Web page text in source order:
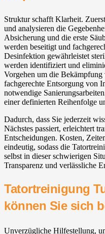
Struktur schafft Klarheit.
und analysieren die
Absicherung und die erste
werden beseitigt und
Desinfektion gewährleistet
werden identifiziert und
Vorgehen um die
fachgerechte Entsorgung von
notwendige
einer definierten Reihenfolge
Dadurch, dass Sie jederzeit
Nächstes passiert, erleichtert
Entscheidungen. Kosten,
eindeutig, sodass die
selbst in dieser schwierigen
Transparenz und verlässliche
Tatortreinigung
können Sie sich
Unverzügliche Hilfestellung,